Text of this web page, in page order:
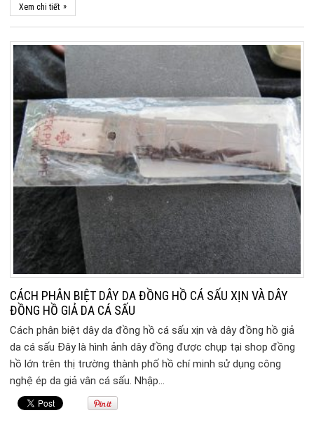
Xem chi tiết »
CÁCH PHÂN BIỆT DÂY DA ĐỒNG HỒ CÁ SẤU XỊN VÀ DÂY
ĐỒNG HỒ GIẢ DA CÁ SẤU
Cách phân biệt dây da đồng hồ cá sấu xịn và dây đồng hồ giả
da cá sấu Đây là hình ảnh dây đồng được chụp tại shop đồng
hồ lớn trên thị trường thành phố hồ chí minh sử dụng công
nghệ ép da giả vân cá sấu. Nhập…